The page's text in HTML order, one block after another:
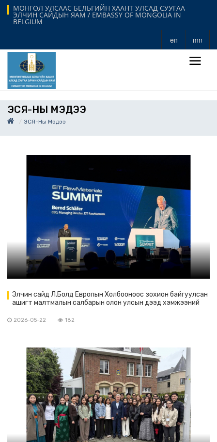
МОНГОЛ УЛСААС БЕЛЬГИЙН ХААНТ УЛСАД СУУГАА
ЭЛЧИН САЙДЫН ЯАМ / EMBASSY OF MONGOLIA IN
BELGIUM
en mn
ЭСЯ-НЫ МЭДЭЭ
ЭСЯ-Ны Мэдээ
Элчин сайд Л.Болд Европын Холбооноос зохион байгуулсан
ашигт малтмалын салбарын олон улсын дээд хэмжээний
2026-05-22 182